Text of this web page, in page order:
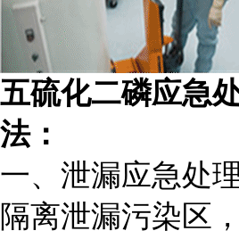
五硫化二磷应急
法：
一、泄漏应急处理
隔离泄漏污染区